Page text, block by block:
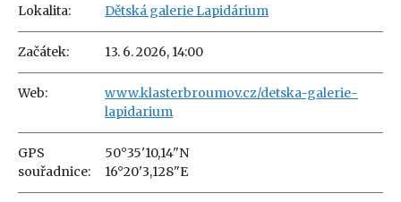
Lokalita: Dětská galerie Lapidárium
Začátek: 13. 6. 2026, 14:00
Web:
www.klasterbroumov.cz/detska-galerie-
lapidarium
GPS
souřadnice:
50°35'10,14"N
16°20'3,128"E